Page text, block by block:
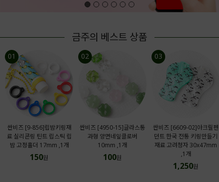
금주의 베스트 상품
01
싼비즈 [9-856]립밤키링재
료 실리콘링 틴트 립스틱 립
밤 고정홀더 17mm ,1개
150원
02
싼비즈 [4950-15]글라스통
과형 양면네잎클로버
10mm ,1개
100원
03
싼비즈 [6609-02]아크릴펜
던트 한국 전통 키링만들기
재료 고려청자 30x47mm
,1개
1,250원